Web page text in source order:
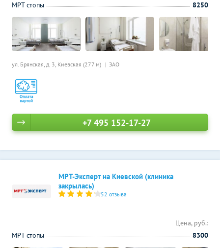
ул. Брянская, д. 3, Киевская (277 м) ЗАО
МРТ стопы
8250
+7 495 152-17-27
МРТ-Эксперт на Киевской (клиника
закрылась)
52 отзыва
Цена, руб.:
МРТ стопы
8300